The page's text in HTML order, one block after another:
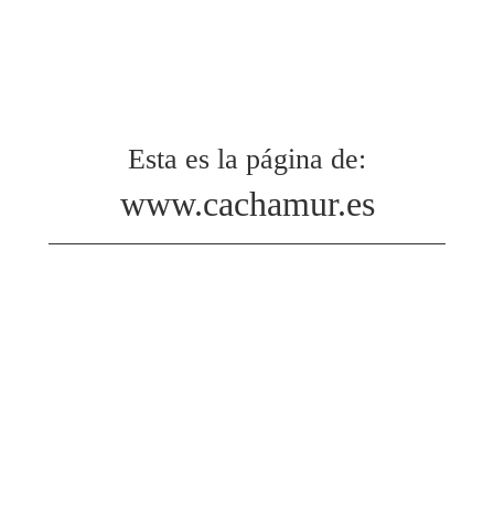
Esta es la página de:
www.cachamur.es